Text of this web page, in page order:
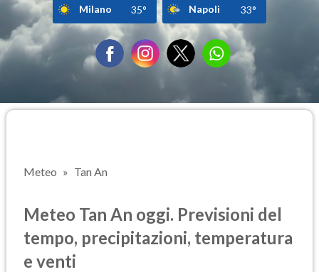
Milano 35° Napoli 33°
Meteo Tan An
Meteo Tan An oggi. Previsioni del
tempo, precipitazioni, temperatura
e venti